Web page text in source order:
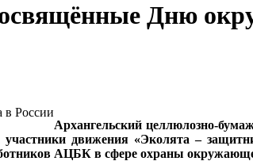
Дню
Архангельский целлюлозно-
движения «Эколята –
АЦБК в сфере охраны